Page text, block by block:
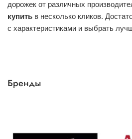
дорожек от различных
купить в несколько кликов.
с характеристиками и выбрать
Бренды